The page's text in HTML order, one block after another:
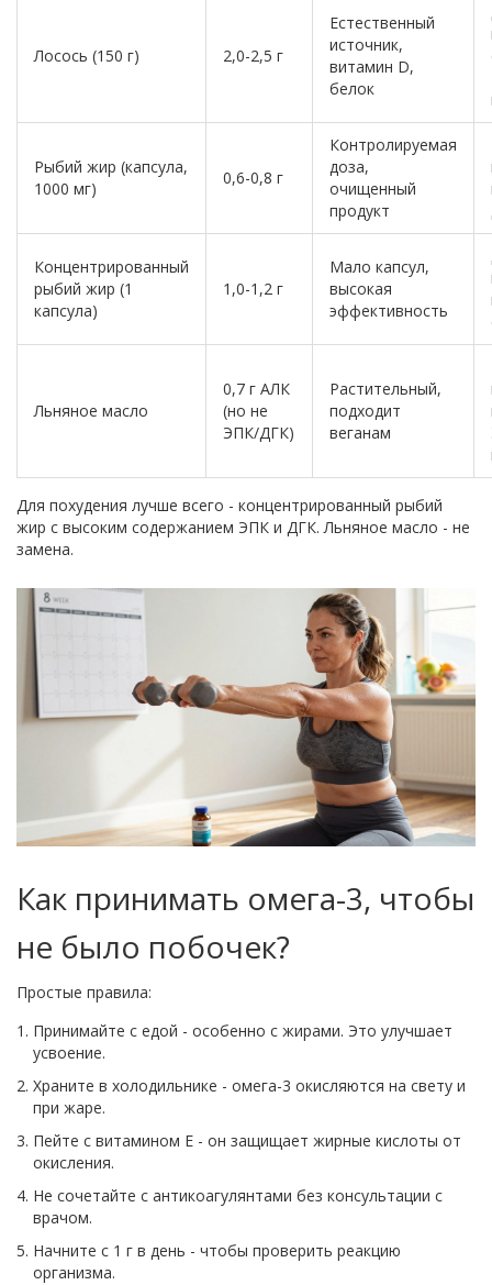
Лосось (150 г) 2,0-2,5 г
Естественный
источник,
витамин D,
белок
Рыбий жир (капсула,
1000 мг)
0,6-0,8 г
Контролируемая
доза,
очищенный
продукт
Концентрированный
рыбий жир (1
капсула)
1,0-1,2 г
Мало капсул,
высокая
эффективность
Льняное масло
0,7 г АЛК
(но не
ЭПК/ДГК)
Растительный,
подходит
веганам
Для похудения лучше всего - концентрированный рыбий
жир с высоким содержанием ЭПК и ДГК. Льняное масло - не
замена.
Как принимать омега-3, чтобы
не было побочек?
Простые правила:
Принимайте с едой - особенно с жирами. Это улучшает
усвоение.
Храните в холодильнике - омега-3 окисляются на свету и
при жаре.
Пейте с витамином Е - он защищает жирные кислоты от
окисления.
Не сочетайте с антикоагулянтами без консультации с
врачом.
Начните с 1 г в день - чтобы проверить реакцию
организма.